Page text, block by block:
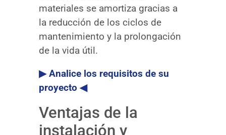
materiales se amortiza gracias a
la reducción de los ciclos de
mantenimiento y la prolongación
de la vida útil.
▶ Analice los requisitos de su
proyecto ◀
Ventajas de la
instalación y